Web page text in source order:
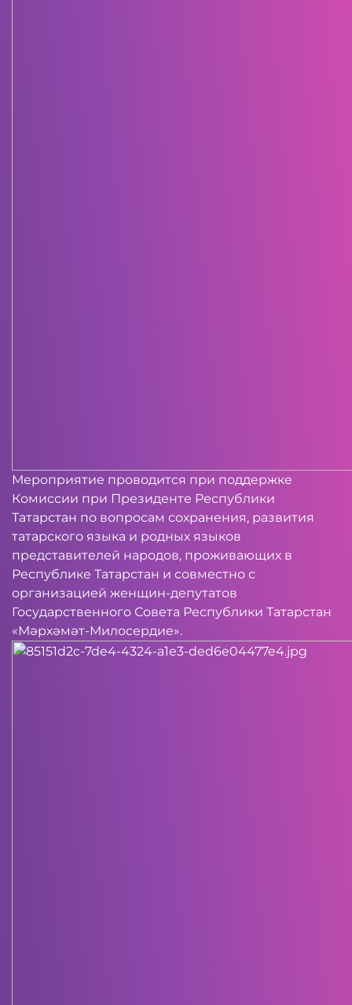
Мероприятие проводится при поддержке
Комиссии при Президенте Республики
Татарстан по вопросам сохранения, развития
татарского языка и родных языков
представителей народов, проживающих в
Республике Татарстан и совместно с
организацией женщин-депутатов
Государственного Совета Республики Татарстан
«Мәрхәмәт-Милосердие».